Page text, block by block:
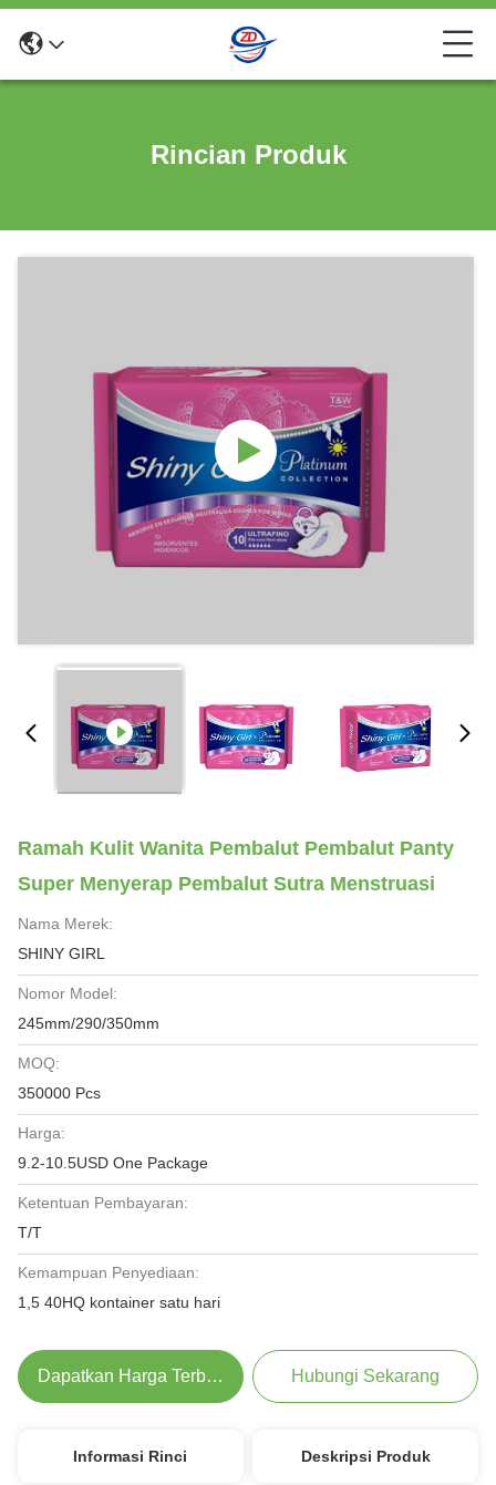
Rincian Produk
Ramah Kulit Wanita Pembalut Pembalut Panty
Super Menyerap Pembalut Sutra Menstruasi
Nama Merek:
SHINY GIRL
Nomor Model:
245mm/290/350mm
MOQ:
350000 Pcs
Harga:
9.2-10.5USD One Package
Ketentuan Pembayaran:
T/T
Kemampuan Penyediaan:
1,5 40HQ kontainer satu hari
Dapatkan Harga Terbaik Hubungi Sekarang
Informasi Rinci Deskripsi Produk